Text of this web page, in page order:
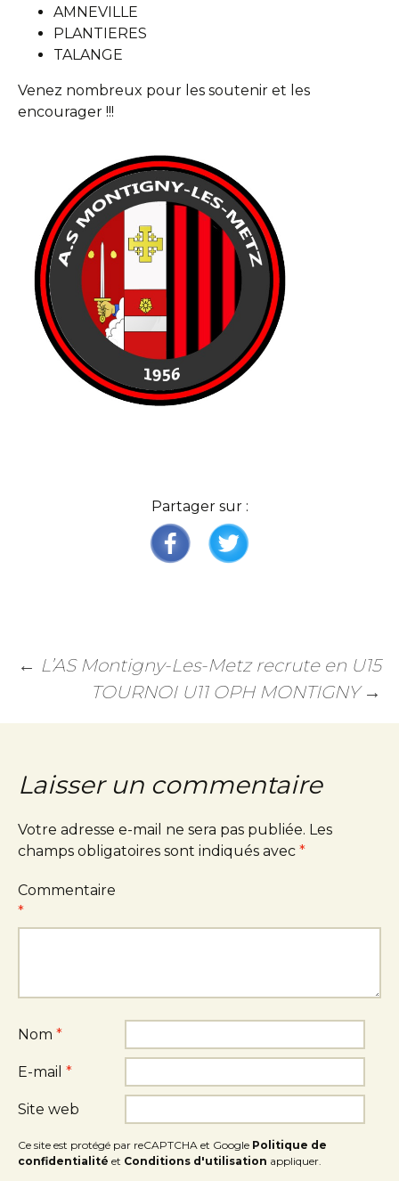
AMNEVILLE
PLANTIERES
TALANGE
Venez nombreux pour les soutenir et les
encourager !!!
Partager sur :
← L’AS Montigny-Les-Metz recrute en U15
TOURNOI U11 OPH MONTIGNY →
Laisser un commentaire
Votre adresse e-mail ne sera pas publiée. Les
champs obligatoires sont indiqués avec *
Commentaire
*
Nom *
E-mail *
Site web
Ce site est protégé par reCAPTCHA et Google Politique de
confidentialité et Conditions d'utilisation appliquer.